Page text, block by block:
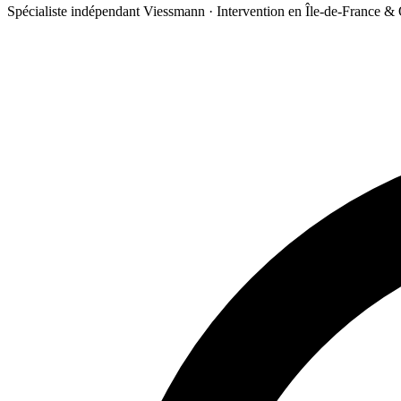
Spécialiste indépendant Viessmann · Intervention en Île-de-France &